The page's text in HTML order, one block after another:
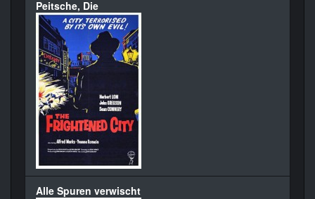
Peitsche, Die
Alle Spuren verwischt